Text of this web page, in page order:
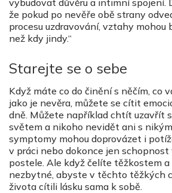
že pokud po nevěře obě strany
procesu uzdravování, vztahy
než kdy jindy.“
Starejte se o sebe
Když máte co do činění s něčím, co
jako je nevěra, můžete se cítit
dně. Můžete například chtít uzavřít
světem a nikoho nevidět ani s
symptomy mohou doprovázet i
v práci nebo dokonce jen
postele. Ale když čelíte těžkostem a
nezbytné, abyste v těchto těžkých
života cítili lásku sama k sobě.